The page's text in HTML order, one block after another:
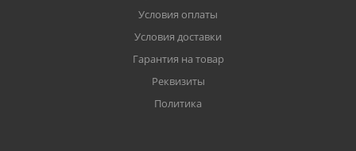
Условия оплаты
Условия доставки
Гарантия на товар
Реквизиты
Политика